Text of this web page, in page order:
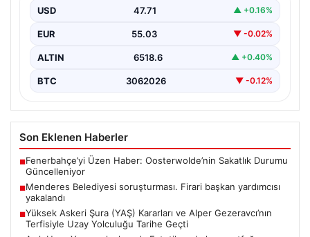
Sonuçlandı: Firari Başkan Yardımcısı Yakalandı”,
“content”: “ İzmir’in…
USD 47.71 ▲ +0.16%
EUR 55.03 ▼ -0.02%
ALTIN 6518.6 ▲ +0.40%
BTC 3062026 ▼ -0.12%
Son Eklenen Haberler
■Fenerbahçe’yi Üzen Haber: Oosterwolde’nin Sakatlık Durumu
Güncelleniyor
■Menderes Belediyesi soruşturması. Firari başkan yardımcısı
yakalandı
■Yüksek Askeri Şura (YAŞ) Kararları ve Alper Gezeravcı’nın
Terfisiyle Uzay Yolculuğu Tarihe Geçti